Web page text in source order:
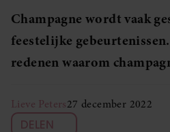
Champagne wordt vaak
feestelijke
redenen waarom
Lieve Peters27 december 2022
DELEN